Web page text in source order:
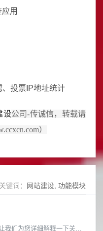
用
投票IP地址统计
设公司-传诚信，转载请
）
关键词： 网站建设 功能模块